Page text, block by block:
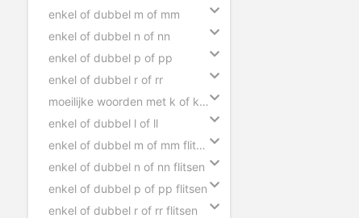
enkel of dubbel m of mm
enkel of dubbel n of nn
enkel of dubbel p of pp
enkel of dubbel r of rr
moeilijke woorden met k of kk flitsen
enkel of dubbel l of ll
enkel of dubbel m of mm flitsen
enkel of dubbel n of nn flitsen
enkel of dubbel p of pp flitsen
enkel of dubbel r of rr flitsen